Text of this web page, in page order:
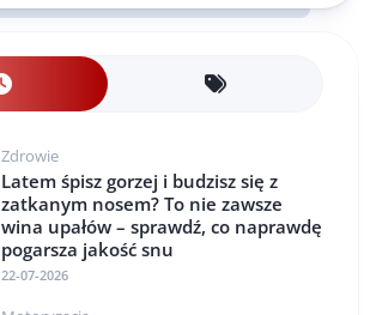
Zdrowie
Latem śpisz gorzej i budzisz się z
zatkanym nosem? To nie zawsze
wina upałów – sprawdź, co naprawdę
pogarsza jakość snu
22-07-2026